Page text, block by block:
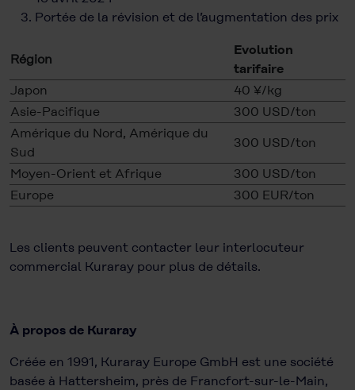
Portée de la révision et de l’augmentation des prix
Région
Evolution
tarifaire
Japon
40 ¥/kg
Asie-Pacifique
300 USD/ton
Amérique du Nord, Amérique du
Sud
300 USD/ton
Moyen-Orient et Afrique
300 USD/ton
Europe
300 EUR/ton
Les clients peuvent contacter leur interlocuteur
commercial Kuraray pour plus de détails.
À propos de Kuraray
Créée en 1991, Kuraray Europe GmbH est une société
basée à Hattersheim, près de Francfort-sur-le-Main,